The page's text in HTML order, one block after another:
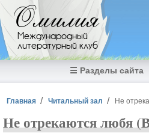
Перейти к основному содержанию
Омилия
Международный
литературный клуб
☰ Разделы сайта
Вы здесь
Главная Читальный зал Не
Не отрекаются любя